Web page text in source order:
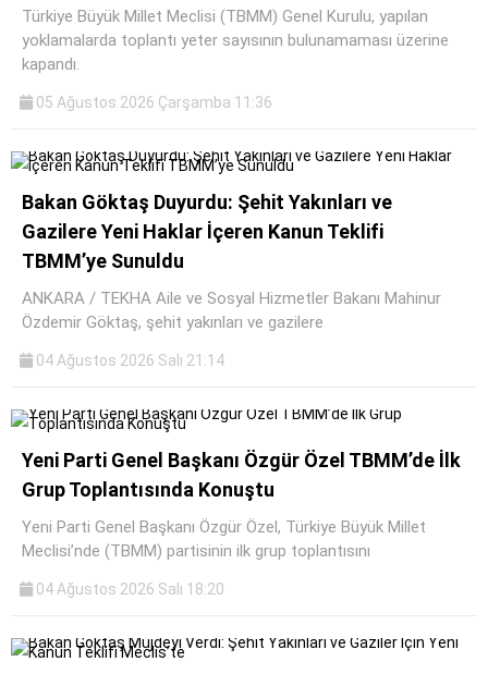
Türkiye Büyük Millet Meclisi (TBMM) Genel Kurulu, yapılan
yoklamalarda toplantı yeter sayısının bulunamaması üzerine
kapandı.
05 Ağustos 2026 Çarşamba 11:36
Bakan Göktaş Duyurdu: Şehit Yakınları ve
Gazilere Yeni Haklar İçeren Kanun Teklifi
TBMM’ye Sunuldu
ANKARA / TEKHA Aile ve Sosyal Hizmetler Bakanı Mahinur
Özdemir Göktaş, şehit yakınları ve gazilere
04 Ağustos 2026 Salı 21:14
Yeni Parti Genel Başkanı Özgür Özel TBMM’de İlk
Grup Toplantısında Konuştu
Yeni Parti Genel Başkanı Özgür Özel, Türkiye Büyük Millet
Meclisi’nde (TBMM) partisinin ilk grup toplantısını
04 Ağustos 2026 Salı 18:20